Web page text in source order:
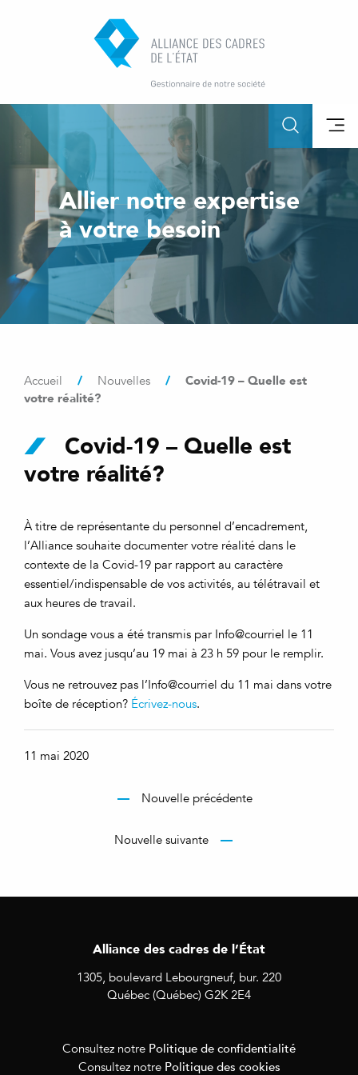
Allier notre expertise
à votre besoin
Accueil / Nouvelles /
Covid-19 – Quelle est
votre réalité?
Covid-19 – Quelle est
votre réalité?
À titre de représentante du personnel d’encadrement,
l’Alliance souhaite documenter votre réalité dans le
contexte de la Covid-19 par rapport au caractère
essentiel/indispensable de vos activités, au télétravail et
aux heures de travail.
Un sondage vous a été transmis par Info@courriel le 11
mai. Vous avez jusqu’au 19 mai à 23 h 59 pour le remplir.
Vous ne retrouvez pas l’Info@courriel du 11 mai dans votre
boîte de réception? Écrivez-nous.
11 mai 2020
Nouvelle précédente
Nouvelle suivante
Alliance des cadres de l’État
1305, boulevard Lebourgneuf, bur. 220
Québec (Québec) G2K 2E4
Consultez notre Politique de confidentialité
Consultez notre Politique des cookies